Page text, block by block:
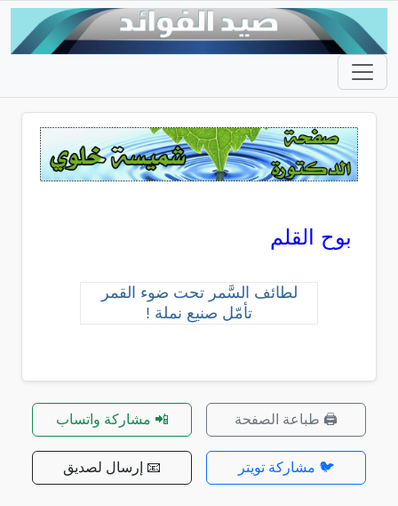
بوح القلم
لطائف السَّمر تحت ضوء القمر
تأمّل صنيع نملة !
🖨️ طباعة الصفحة 📲 مشاركة واتساب
🐦 مشاركة تويتر 📧 إرسال لصديق